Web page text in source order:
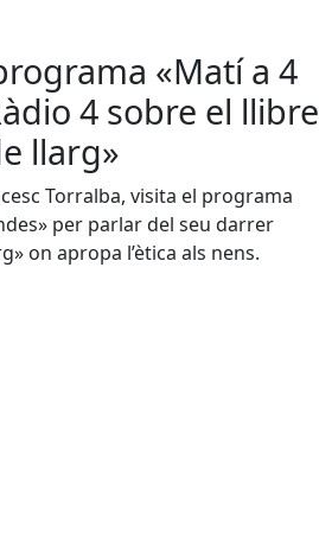
«Matí a 4
4 sobre el llibre
llarg»
Torralba, visita el programa
per parlar del seu darrer
on apropa l’ètica als nens.